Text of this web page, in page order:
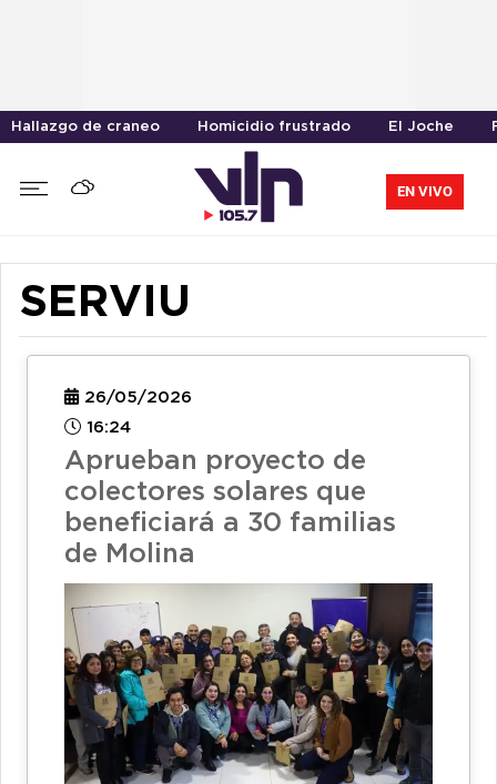
Hallazgo de craneo Homicidio frustrado El Joche
EN VIVO
SERVIU
26/05/2026
16:24
Aprueban proyecto de
colectores solares que
beneficiará a 30 familias
de Molina